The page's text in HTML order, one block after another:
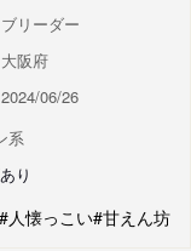
リーダー
阪府
06/26
系
り
#人懐っこい#甘えん坊